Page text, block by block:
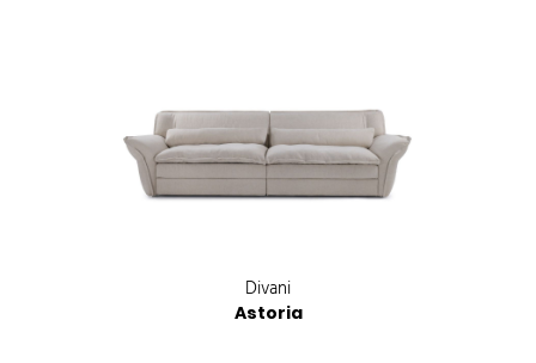
Divani
Astoria